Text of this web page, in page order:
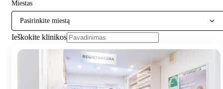
Miestas
Pasirinkite miestą
Ieškokite klinikos